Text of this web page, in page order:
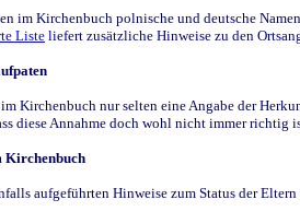
im Kirchenbuch polnische und deutsche
Liste liefert zusätzliche Hinweise zu den
Kirchenbuch nur selten eine Angabe der
diese Annahme doch wohl nicht immer richtig
Kirchenbuch
aufgeführten Hinweise zum Status der